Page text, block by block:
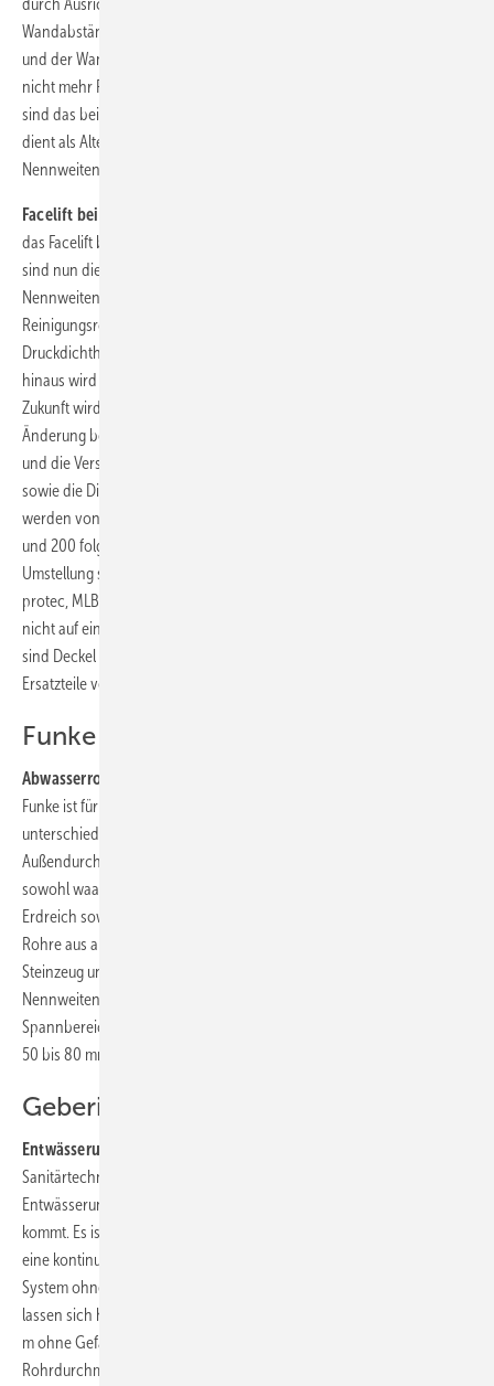
Wandabstände können durch Abstandsplatten zwischen der Konsole
und der Wand erreicht werden. Seitlich benötigt die Ringkonsole
nicht mehr Platz als der Kragen der Fallrohrstütze selbst – bei DN 100
sind das beispielsweise nur 18 mm je Seite! Die neue Ringkonsole
dient als Alternative zum bekannten Auflagering und ist in den
Nennweiten DN 50 bis DN 150 erhältlich.
Facelift bei Reinigungsrohren:
das Facelift bei den runden Reinigungsrohren abgeschlossen wurde,
sind nun die Reinigungsrohre rechteckig und damit die größeren
Nennweiten an der Reihe. Genau wie bei den runden
Reinigungsrohren wird der Dichtungssitz komplett überarbeitet, um
Druckdichtheit und Lebensdauer der Dichtung zu optimieren. Darüber
hinaus wird die bisher außen glatte Deckelkontur abgeändert – in
Zukunft wird der Deckel der Innenkontur des Rohres folgen. Die
Änderung betrifft den Grundkörper mit Deckelsitz, den Deckel selbst
und die Verschraubung. Gleich bleiben werden die Gesamtbaulänge
sowie die Dichtungen. Die Reinigungsrohre DN 100 und DN 150
werden von Düker bereits in der neuen Version ausgeliefert; DN 125
und 200 folgen im Laufe des Jahres 2019. Betroffen von der
Umstellung sind auch die Teile in den Beschichtungsvarianten MLK-
protec, MLB und TML. Düker weist darauf hin, dass die neuen Deckel
nicht auf ein Reinigungsrohr der bisherigen Bauart passen. Deshalb
sind Deckel und Verschraubung der bisherigen Version weiter als
Ersatzteile verfügbar.
Funke Kunststoffe
Abwasserrohr-Kupplung:
Funke ist für die Verbindung von Abwasserrohren mit
unterschiedlichen Werkstoffen sowie mit unterschiedlichen
Außendurchmessern und Oberflächenstrukturen geeignet. Sie kann
sowohl waagerecht als auch senkrecht eingebaut werden und ist im
Erdreich sowie unter Putz verwendbar. Verbunden werden können
Rohre aus allen gängigen Werkstoffen wie Guss, Stahl, PP, PE, PVC,
Steinzeug und weitere glatte oder gewellte Rohre in
Nennweitenbereichen von DN 40 bis DN 110. Die möglichen
Spannbereiche in den Nennweiten betragen 40 bis 65 mm (FHS40),
50 bis 80 mm (FHS50) sowie 75 bis 110 mm (FHS75).
Geberit
Entwässerungssystem für Großbauten:
Sanitärtechnikhersteller Geberit in Frankfurt ein
Entwässerungssystem, das vor allem in Großbauten zum Einsatz
kommt. Es ist strömungstechnisch so optimiert, dass in der Fallleitung
eine kontinuierliche Luftsäule erhalten bleiben soll. Dadurch soll das
System ohne zusätzliche Nebenlüftung auskommen. Des Weiteren
lassen sich horizontale Sammelleitungen auf einer Länge von bis zu 6
m ohne Gefälle verlegen. Zudem reicht ein geringerer
Rohrdurchmesser (d 110 mm statt d 160 mm) der Fallleitung sowie in